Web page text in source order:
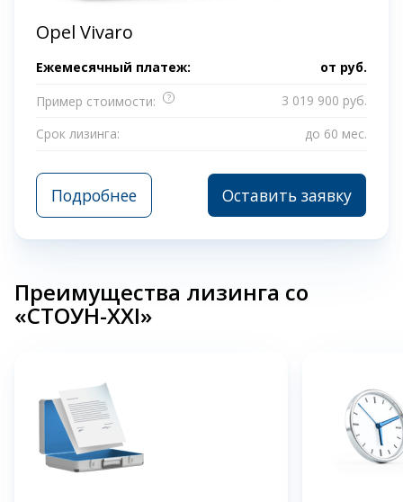
Opel Vivaro
Ежемесячный платеж: от руб.
Пример стоимости:
?
3 019 900 руб.
Срок лизинга:
до 60 мес.
Подробнее Оставить заявку
Преимущества лизинга со
«СТОУН-XXI»